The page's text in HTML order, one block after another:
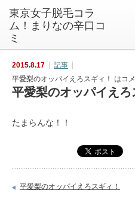
東京女子脱毛コラ
ム！まりなの辛口コ
ミ
2015.8.17
記事
平愛梨のオッパイえろスギィ！ はコ
平愛梨のオッパイえろ
たまらんな！！
平愛梨のオッパイえろスギィ！